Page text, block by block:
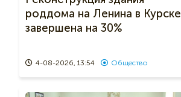
роддома на Ленина в Курске
завершена на 30%
4-08-2026, 13:54 Общество